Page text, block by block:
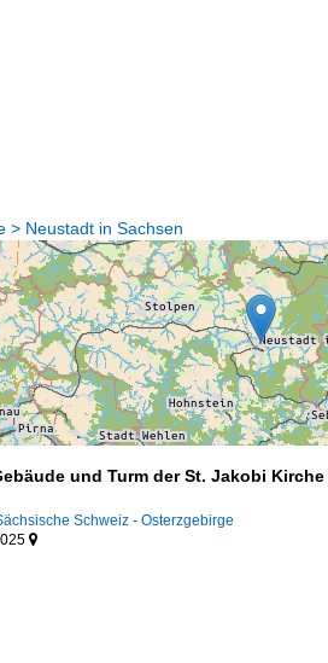
> Neustadt in Sachsen
und Turm der St. Jakobi Kirche
Schweiz - Osterzgebirge
